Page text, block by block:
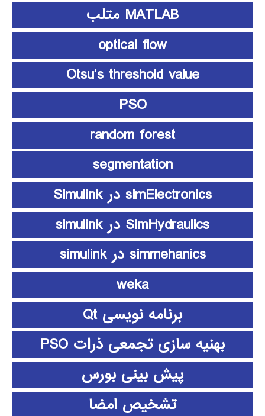
MATLAB متلب
optical flow
Otsu’s threshold value
PSO
random forest
segmentation
simElectronics در Simulink
SimHydraulics در simulink
simmehanics در simulink
weka
برنامه نویسی Qt
بهنیه سازی تجمعی ذرات PSO
پیش بینی بورس
تشخیص امضا